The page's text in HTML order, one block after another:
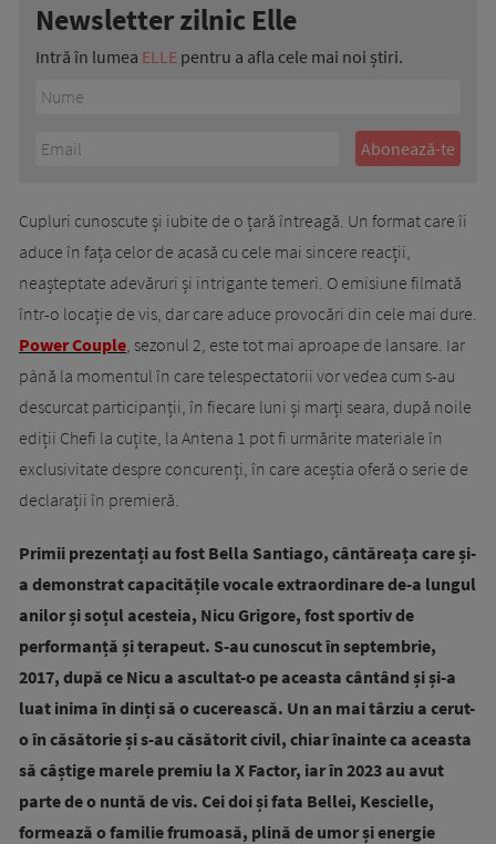
Newsletter zilnic Elle
Intră în lumea ELLE pentru a afla cele mai noi știri.
Cupluri cunoscute și iubite de o țară întreagă. Un format care îi
aduce în fața celor de acasă cu cele mai sincere reacții,
neașteptate adevăruri și intrigante temeri. O emisiune filmată
într-o locație de vis, dar care aduce provocări din cele mai dure.
Power Couple, sezonul 2, este tot mai aproape de lansare. Iar
până la momentul în care telespectatorii vor vedea cum s-au
descurcat participanții, în fiecare luni și marți seara, după noile
ediții Chefi la cuțite, la Antena 1 pot fi urmărite materiale în
exclusivitate despre concurenți, în care aceștia oferă o serie de
declarații în premieră.
Primii prezentați au fost Bella Santiago, cântăreața care și-
a demonstrat capacitățile vocale extraordinare de-a lungul
anilor și soțul acesteia, Nicu Grigore, fost sportiv de
performanță și terapeut. S-au cunoscut în septembrie,
2017, după ce Nicu a ascultat-o pe aceasta cântând și și-a
luat inima în dinți să o cucerească. Un an mai târziu a cerut-
o în căsătorie și s-au căsătorit civil, chiar înainte ca aceasta
să câștige marele premiu la X Factor, iar în 2023 au avut
parte de o nuntă de vis. Cei doi și fata Bellei, Kescielle,
formează o familie frumoasă, plină de umor și energie